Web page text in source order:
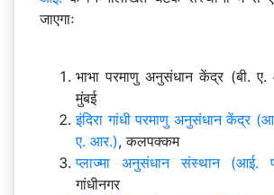
जाएगाः
भाभा परमाणु अनुसंधान केंद्र (बी.
मुंबई
इंदिरा गांधी परमाणु अनुसंधान केंद्र
ए. आर.), कलपक्कम
प्लाज्मा अनुसंधान संस्थान (आई.
गांधीनगर